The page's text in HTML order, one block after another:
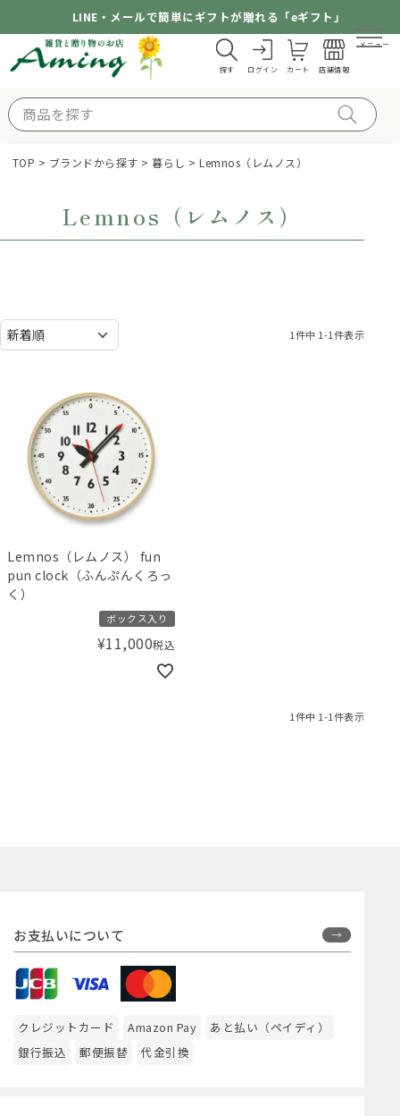
LINE・メールで簡単にギフトが贈れる「eギフト」
探す ログイン カート 店舗情報
メニュー
TOP ブランドから探す 暮らし Lemnos（レムノス）
Lemnos（レムノス）
1件中 1-1件表示
Lemnos（レムノス） fun
pun clock（ふんぷんくろっ
く）
ボックス入り
¥11,000税込
1件中 1-1件表示
お支払いについて
クレジットカード Amazon Pay
あと払い（ペイディ）
銀行振込
郵便振替 代金引換